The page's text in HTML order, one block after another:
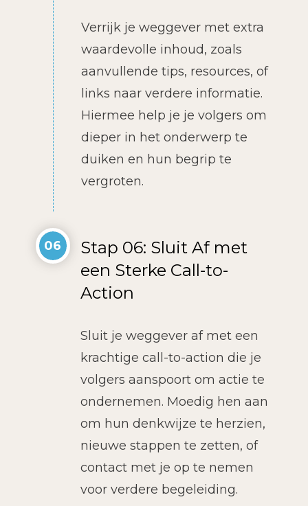
Verrijk je weggever met extra
waardevolle inhoud, zoals
aanvullende tips, resources, of
links naar verdere informatie.
Hiermee help je je volgers om
dieper in het onderwerp te
duiken en hun begrip te
vergroten.
06
Stap 06: Sluit Af met
een Sterke Call-to-
Action
Sluit je weggever af met een
krachtige call-to-action die je
volgers aanspoort om actie te
ondernemen. Moedig hen aan
om hun denkwijze te herzien,
nieuwe stappen te zetten, of
contact met je op te nemen
voor verdere begeleiding.